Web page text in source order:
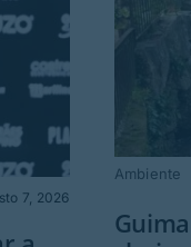
7, 2026
Ambiente